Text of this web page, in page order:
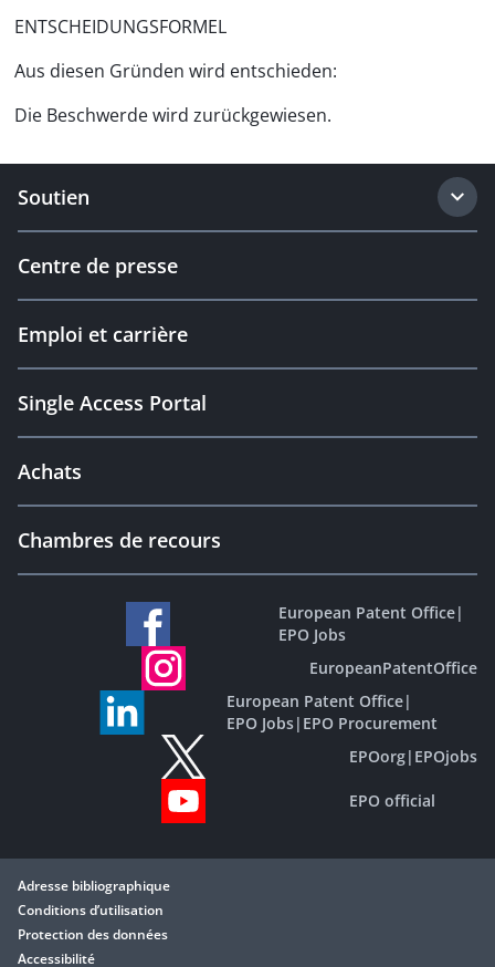
ENTSCHEIDUNGSFORMEL
Aus diesen Gründen wird entschieden:
Die Beschwerde wird zurückgewiesen.
Soutien
Centre de presse
Emploi et carrière
Single Access Portal
Achats
Chambres de recours
European Patent Office|
EPO Jobs
EuropeanPatentOffice
European Patent Office|
EPO Jobs| EPO Procurement
EPOorg| EPOjobs
EPO official
Adresse bibliographique
Conditions d’utilisation
Protection des données
Accessibilité